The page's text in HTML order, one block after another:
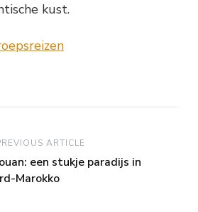
kust.
ARTICLE
een stukje paradijs in
Marokko